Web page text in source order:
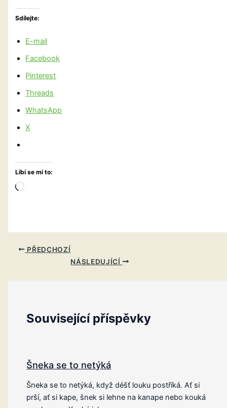
Sdílejte:
E-mail
Facebook
Pinterest
Threads
WhatsApp
X
Líbí se mi to:
Načítání…
PŘEDCHOZÍ
NÁSLEDUJÍCÍ
Související příspěvky
Šneka se to netýká
Šneka se to netýká, když déšť louku postříká. Ať si
prší, ať si kape, šnek si lehne na kanape nebo kouká